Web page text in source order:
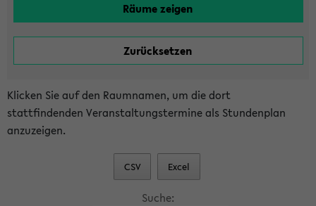
Klicken Sie auf den Raumnamen, um die dort
stattfindenden Veranstaltungstermine als Stundenplan
anzuzeigen.
CSV Excel
Suche: